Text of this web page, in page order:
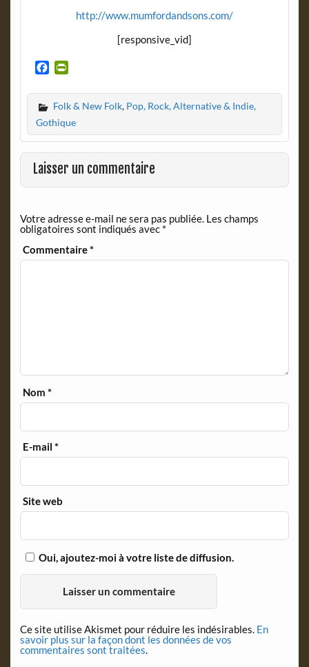
http://www.mumfordandsons.com/
[responsive_vid]
c
e
b
o
o
k
i
n
t
F
r
i
e
n
l
y
Folk & New Folk, Pop, Rock, Alternative & Indie,
Gothique
Laisser un commentaire
Votre adresse e-mail ne sera pas publiée. Les champs
obligatoires sont indiqués avec *
Commentaire*
Nom*
E-mail*
Site web
Oui, ajoutez-moi à votre liste de diffusion.
Ce site utilise Akismet pour réduire les indésirables. En
savoir plus sur la façon dont les données de vos
commentaires sont traitées.